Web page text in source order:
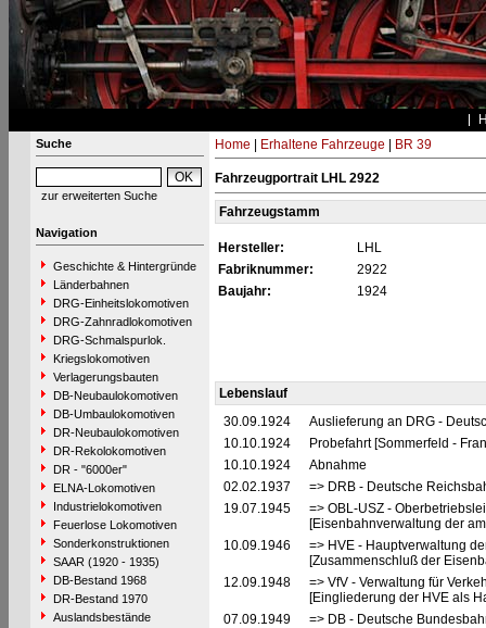
Suche
zur erweiterten Suche
Navigation
Geschichte & Hintergründe
Länderbahnen
DRG-Einheitslokomotiven
DRG-Zahnradlokomotiven
DRG-Schmalspurlok.
Kriegslokomotiven
Verlagerungsbauten
DB-Neubaulokomotiven
DB-Umbaulokomotiven
DR-Neubaulokomotiven
DR-Rekolokomotiven
DR - "6000er"
ELNA-Lokomotiven
Industrielokomotiven
Feuerlose Lokomotiven
Sonderkonstruktionen
SAAR (1920 - 1935)
DB-Bestand 1968
DR-Bestand 1970
Auslandsbestände
Home Erhaltene Fahrzeuge BR 39
Fahrzeugportrait LHL 2922
Fahrzeugstamm
Hersteller:
LHL
Fabriknummer:
2922
Baujahr:
1924
Lebenslauf
30.09.1924
Auslieferung an DRG -
10.10.1924
Probefahrt [Sommerfeld -
10.10.1924
Abnahme
02.02.1937
=> DRB - Deutsche
19.07.1945
=> OBL-USZ -
[Eisenbahnverwaltung der
10.09.1946
=> HVE - Hauptverwaltung
[Zusammenschluß der
12.09.1948
=> VfV - Verwaltung für
[Eingliederung der HVE als
07.09.1949
=> DB - Deutsche